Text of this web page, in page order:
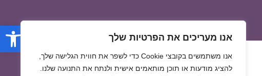
פתח אנו מעריכים את הפרטיות שלך
אנו משתמשים בקובצי Cookie כדי לשפר את חווית הגלישה שלך,
להציג מודעות או תוכן מותאמים אישית ולנתח את התנועה שלנו.